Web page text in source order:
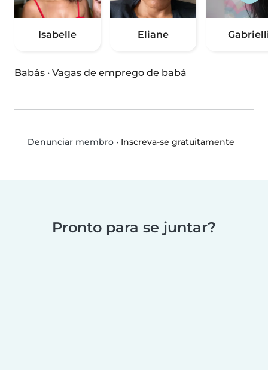
Isabelle Eliane
Babás · Vagas de emprego de babá
Denunciar membro• Inscreva-se gratuitamente
Pronto para se juntar?